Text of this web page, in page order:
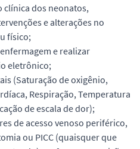
clínica dos neonatos,
e alterações no
físico;
e realizar
eletrônico;
(Saturação de oxigênio,
Respiração, Temperatura
de escala de dor);
de acesso venoso periférico,
ou PICC (quaisquer que